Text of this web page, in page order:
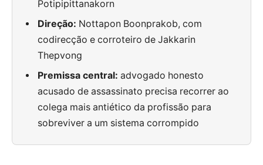
Potipipittanakorn
Direção: Nottapon Boonprakob, com
codirecção e corroteiro de Jakkarin
Thepvong
Premissa central: advogado honesto
acusado de assassinato precisa recorrer ao
colega mais antiético da profissão para
sobreviver a um sistema corrompido